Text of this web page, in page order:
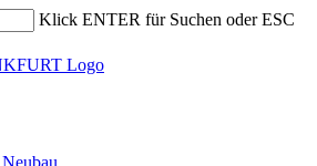
Klick ENTER für Suchen oder ESC